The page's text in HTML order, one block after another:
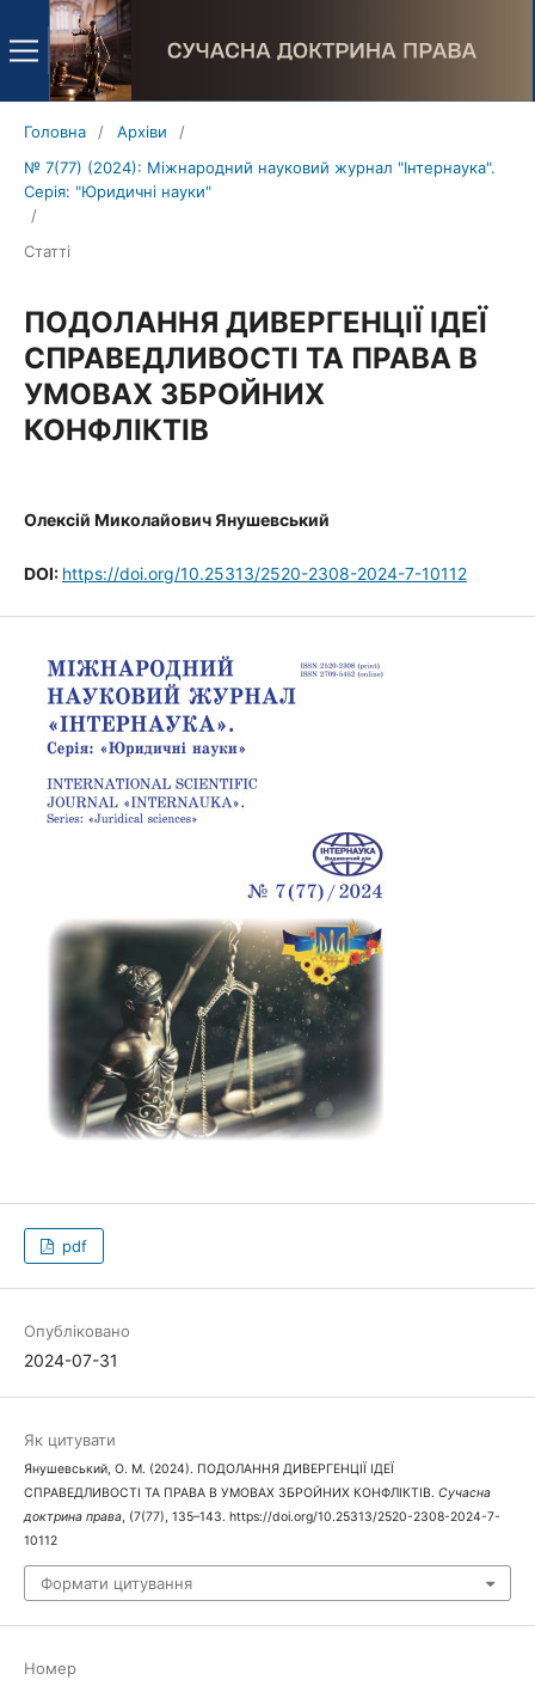
Головна / Архіви
/
№ 7(77) (2024): Міжнародний науковий журнал "Інтернаука".
Серія: "Юридичні науки"
/
Статті
ПОДОЛАННЯ ДИВЕРГЕНЦІЇ ІДЕЇ
СПРАВЕДЛИВОСТІ ТА ПРАВА В
УМОВАХ ЗБРОЙНИХ
КОНФЛІКТІВ
Олексій Миколайович Янушевський
DOI: https://doi.org/10.25313/2520-2308-2024-7-10112
pdf
Опубліковано
2024-07-31
Як цитувати
Янушевський, О. М. (2024). ПОДОЛАННЯ ДИВЕРГЕНЦІЇ ІДЕЇ
СПРАВЕДЛИВОСТІ ТА ПРАВА В УМОВАХ ЗБРОЙНИХ КОНФЛІКТІВ. Сучасна
доктрина права, (7(77), 135–143. https://doi.org/10.25313/2520-2308-2024-7-
10112
Формати цитування
Номер